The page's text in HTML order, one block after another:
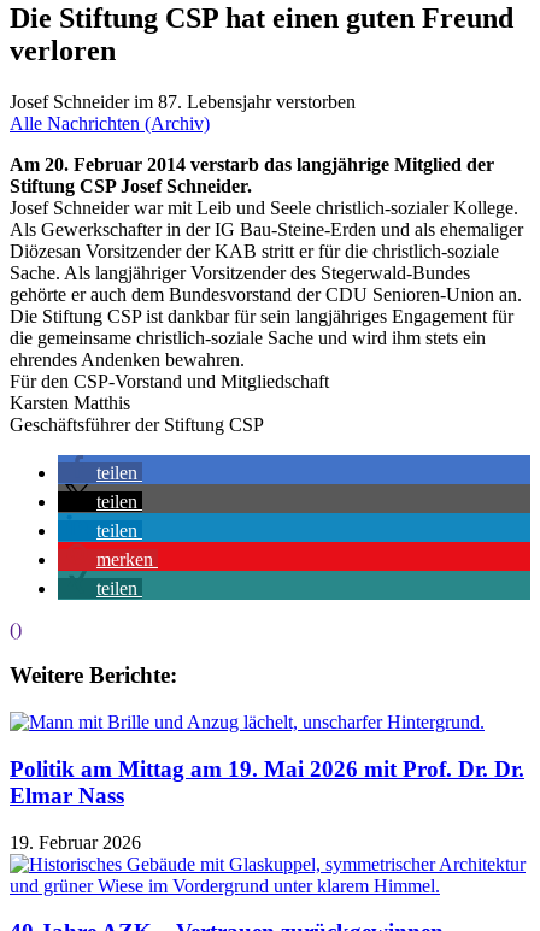
Die Stiftung CSP hat einen guten Freund
verloren
Josef Schneider im 87. Lebensjahr verstorben
Alle Nachrichten (Archiv)
Am 20. Februar 2014 verstarb das langjährige Mitglied der
Stiftung CSP Josef Schneider.
Josef Schneider war mit Leib und Seele christlich-sozialer Kollege.
Als Gewerkschafter in der IG Bau-Steine-Erden und als ehemaliger
Diözesan Vorsitzender der KAB stritt er für die christlich-soziale
Sache. Als langjähriger Vorsitzender des Stegerwald-Bundes
gehörte er auch dem Bundesvorstand der CDU Senioren-Union an.
Die Stiftung CSP ist dankbar für sein langjähriges Engagement für
die gemeinsame christlich-soziale Sache und wird ihm stets ein
ehrendes Andenken bewahren.
Für den CSP-Vorstand und Mitgliedschaft
Karsten Matthis
Geschäftsführer der Stiftung CSP
teilen
teilen
teilen
merken
teilen
()
Weitere Berichte:
Politik am Mittag am 19. Mai 2026 mit Prof. Dr. Dr.
Elmar Nass
19. Februar 2026